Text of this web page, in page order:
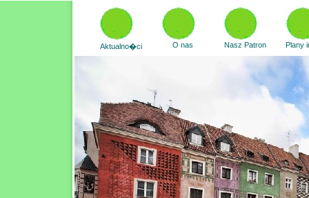
Aktualno�ci O nas Nasz Patron Plany